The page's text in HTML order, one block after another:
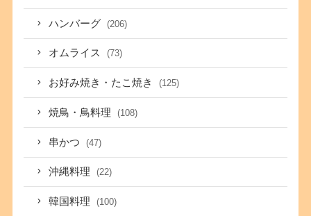
ハンバーグ (206)
オムライス (73)
お好み焼き・たこ焼き (125)
焼鳥・鳥料理 (108)
串かつ (47)
沖縄料理 (22)
韓国料理 (100)